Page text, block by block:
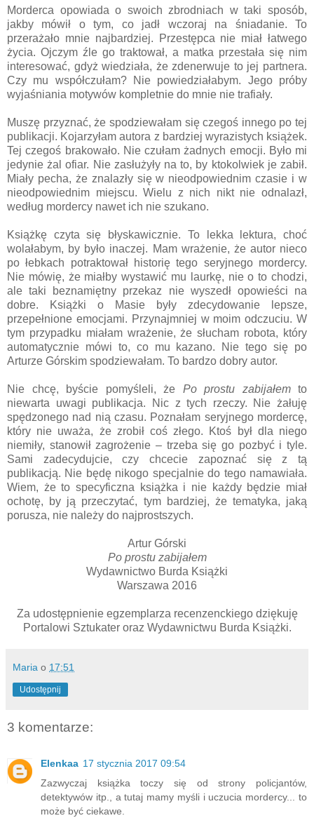
Morderca opowiada o swoich zbrodniach w taki sposób,
jakby mówił o tym, co jadł wczoraj na śniadanie. To
przerażało mnie najbardziej. Przestępca nie miał łatwego
życia. Ojczym źle go traktował, a matka przestała się nim
interesować, gdyż wiedziała, że zdenerwuje to jej partnera.
Czy mu współczułam? Nie powiedziałabym. Jego próby
wyjaśniania motywów kompletnie do mnie nie trafiały.
Muszę przyznać, że spodziewałam się czegoś innego po tej
publikacji. Kojarzyłam autora z bardziej wyrazistych książek.
Tej czegoś brakowało. Nie czułam żadnych emocji. Było mi
jedynie żal ofiar. Nie zasłużyły na to, by ktokolwiek je zabił.
Miały pecha, że znalazły się w nieodpowiednim czasie i w
nieodpowiednim miejscu. Wielu z nich nikt nie odnalazł,
według mordercy nawet ich nie szukano.
Książkę czyta się błyskawicznie. To lekka lektura, choć
wolałabym, by było inaczej. Mam wrażenie, że autor nieco
po łebkach potraktował historię tego seryjnego mordercy.
Nie mówię, że miałby wystawić mu laurkę, nie o to chodzi,
ale taki beznamiętny przekaz nie wyszedł opowieści na
dobre. Książki o Masie były zdecydowanie lepsze,
przepełnione emocjami. Przynajmniej w moim odczuciu. W
tym przypadku miałam wrażenie, że słucham robota, który
automatycznie mówi to, co mu kazano. Nie tego się po
Arturze Górskim spodziewałam. To bardzo dobry autor.
Nie chcę, byście pomyśleli, że Po prostu zabijałemto
niewarta uwagi publikacja. Nic z tych rzeczy. Nie żałuję
spędzonego nad nią czasu. Poznałam seryjnego mordercę,
który nie uważa, że zrobił coś złego. Ktoś był dla niego
niemiły, stanowił zagrożenie – trzeba się go pozbyć i tyle.
Sami zadecydujcie, czy chcecie zapoznać się z tą
publikacją. Nie będę nikogo specjalnie do tego namawiała.
Wiem, że to specyficzna książka i nie każdy będzie miał
ochotę, by ją przeczytać, tym bardziej, że tematyka, jaką
porusza, nie należy do najprostszych.
Artur Górski
Po prostu zabijałem
Wydawnictwo Burda Książki
Warszawa 2016
Za udostępnienie egzemplarza recenzenckiego dziękuję
Portalowi Sztukater oraz Wydawnictwu Burda Książki.
Maria o 17:51
Udostępnij
3 komentarze:
Elenkaa 17 stycznia 2017 09:54
Zazwyczaj książka toczy się od strony policjantów,
detektywów itp., a tutaj mamy myśli i uczucia mordercy... to
może być ciekawe.